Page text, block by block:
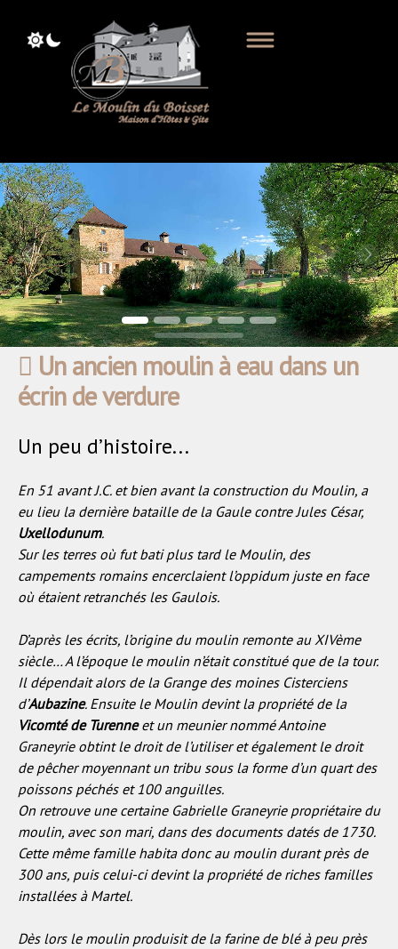
Previous Next
Un ancien moulin à eau dans un
écrin de verdure
Un peu d’histoire...
En 51 avant J.C. et bien avant la construction du Moulin, a
eu lieu la dernière bataille de la Gaule contre Jules César,
Uxellodunum.
Sur les terres où fut bati plus tard le Moulin, des
campements romains encerclaient l’oppidum juste en face
où étaient retranchés les Gaulois.
D’après les écrits, l’origine du moulin remonte au XIVème
siècle… A l’époque le moulin n’était constitué que de la tour.
Il dépendait alors de la Grange des moines Cisterciens
d’Aubazine. Ensuite le Moulin devint la propriété de la
Vicomté de Turenneet un meunier nommé Antoine
Graneyrie obtint le droit de l’utiliser et également le droit
de pêcher moyennant un tribu sous la forme d’un quart des
poissons péchés et 100 anguilles.
On retrouve une certaine Gabrielle Graneyrie propriétaire du
moulin, avec son mari, dans des documents datés de 1730.
Cette même famille habita donc au moulin durant près de
300 ans, puis celui-ci devint la propriété de riches familles
installées à Martel.
Dès lors le moulin produisit de la farine de blé à peu près